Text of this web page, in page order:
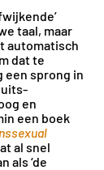
taal, maar
automatisch
dat te
een sprong in
en
een boek
al snel
als ‘de